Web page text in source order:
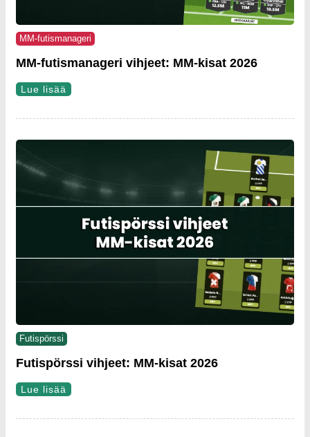
MM-futismanageri
MM-futismanageri vihjeet: MM-kisat 2026
Lue lisää
Futispörssi
Futispörssi vihjeet: MM-kisat 2026
Lue lisää